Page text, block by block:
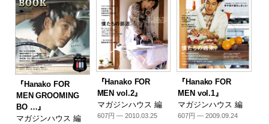
『Hanako FOR
MEN GROOMING
BO …』
マガジンハウス 編
『Hanako FOR
MEN vol.2』
マガジンハウス 編
607円 — 2010.03.25
『Hanako FOR
MEN vol.1』
マガジンハウス 編
607円 — 2009.09.24